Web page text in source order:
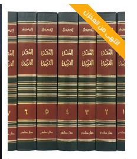
انتهى من المخزن